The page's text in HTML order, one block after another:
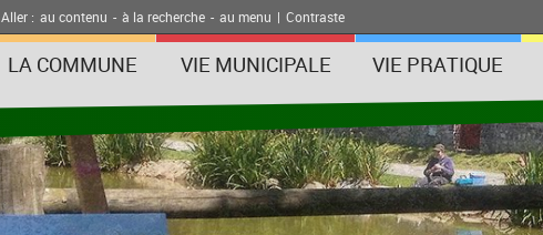
Aller : au contenu - à la recherche - au menu | Contraste
LA COMMUNE VIE MUNICIPALE VIE PRATIQUE